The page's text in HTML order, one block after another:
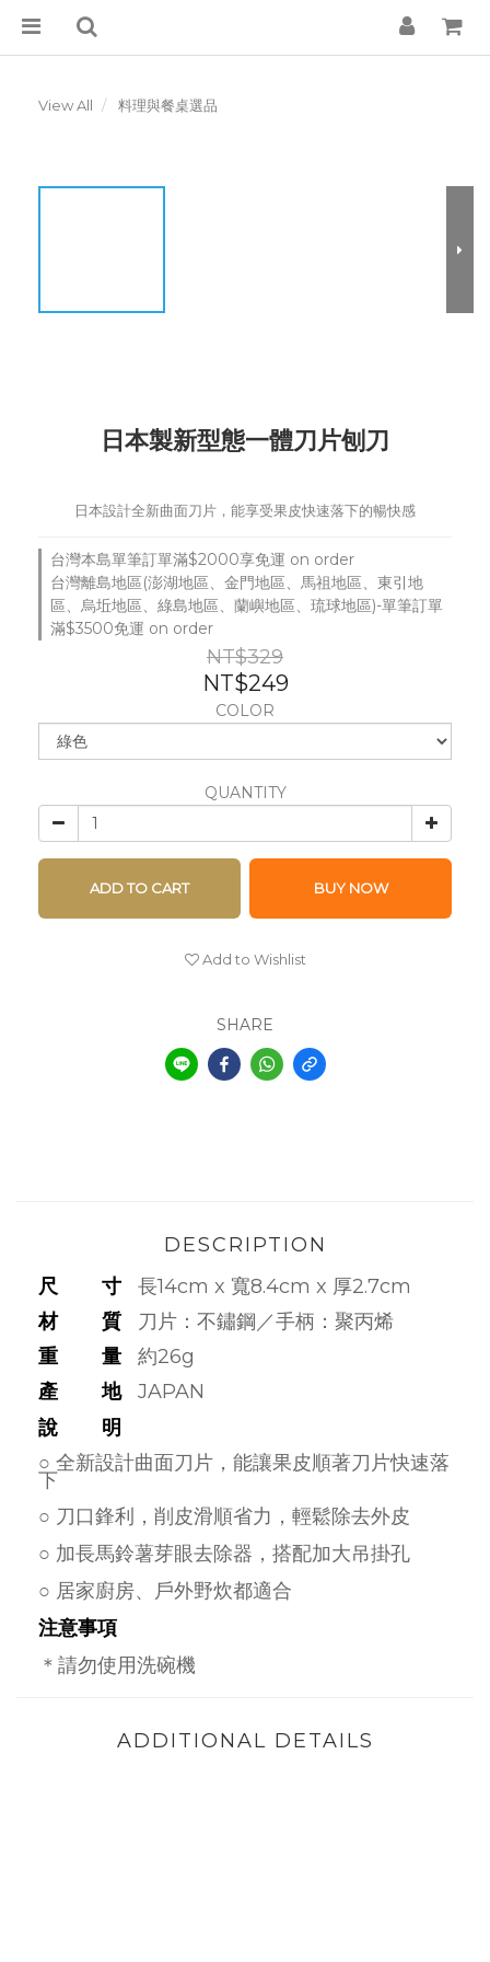
View All 料理與餐桌選品
日本製新型態一體刀片刨刀
日本設計全新曲面刀片，能享受果皮快速落下的暢快感
台灣本島單筆訂單滿$2000享免運 on order
台灣離島地區(澎湖地區、金門地區、馬祖地區、東引地
區、烏坵地區、綠島地區、蘭嶼地區、琉球地區)-單筆訂單
滿$3500免運 on order
NT$329
NT$249
COLOR
QUANTITY
ADD TO CART BUY NOW
Add to Wishlist
SHARE
DESCRIPTION
尺 寸 長14cm x 寬8.4cm x 厚2.7cm
材 質 刀片：不鏽鋼／手柄：聚丙烯
重 量 約26g
產 地JAPAN
說 明
○ 全新設計曲面刀片，能讓果皮順著刀片快速落
下
○ 刀口鋒利，削皮滑順省力，輕鬆除去外皮
○ 加長馬鈴薯芽眼去除器，搭配加大吊掛孔
○ 居家廚房、戶外野炊都適合
注意事項
＊請勿使用洗碗機
ADDITIONAL DETAILS